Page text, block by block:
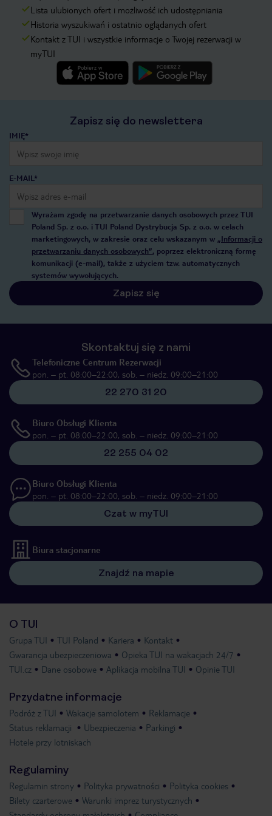
Lista ulubionych ofert i możliwość ich udostępniania
Historia wyszukiwań i ostatnio oglądanych ofert
Kontakt z TUI i wszystkie informacje o Twojej rezerwacji w
myTUI
Zapisz się do newslettera
IMIĘ*
E-MAIL*
Wyrażam zgodę na przetwarzanie danych osobowych przez TUI
Poland Sp. z o.o. i TUI Poland Dystrybucja Sp. z o.o. w celach
marketingowych, w zakresie oraz celu wskazanym w „Informacji o
przetwarzaniu danych osobowych”, poprzez elektroniczną formę
komunikacji (e-mail), także z użyciem tzw. automatycznych
systemów wywołujących.
Zapisz się
Skontaktuj się z nami
Telefoniczne Centrum Rezerwacji
pon. – pt. 08:00–22:00, sob. – niedz. 09:00–21:00
22 270 31 20
Biuro Obsługi Klienta
pon. – pt. 08:00–22:00, sob. – niedz. 09:00–21:00
22 255 04 02
Biuro Obsługi Klienta
pon. – pt. 08:00–22:00, sob. – niedz. 09:00–21:00
Czat w myTUI
Biura stacjonarne
Znajdź na mapie
O TUI
Grupa TUI TUI Poland Kariera
Kontakt
Gwarancja ubezpieczeniowa
Opieka TUI na wakacjach 24/7
TUI.cz
Dane osobowe Aplikacja mobilna TUI Opinie TUI
Przydatne informacje
Podróż z TUI Wakacje samolotem
Reklamacje
Status reklamacji
Ubezpieczenia
Parkingi
Hotele przy lotniskach
Regulaminy
Regulamin strony Polityka prywatności
Polityka cookies
Bilety czarterowe
Warunki imprez turystycznych